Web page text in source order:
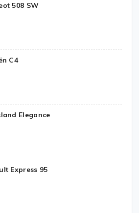
508 SW
C4
Elegance
Express 95